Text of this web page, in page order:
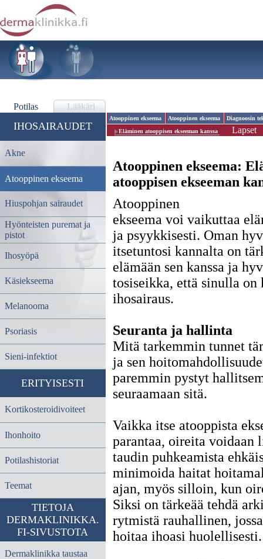
Potilas Lääkäri
IHOSAIRAUDET
Akne
Atooppinen ekseema
Hiuspohjan sairaudet
Hyönteisten puremat ja
pistot
Ihosyöpä
Käsiekseema
Melanooma
Psoriasis
Sieni-infektiot
ERITYISESTI
Kortikosteroidivoiteet
Ihonhoito
Potilashistoriat
Teemat
TIETOJA
DERMAKLINIKKA.
FI-SIVUSTOTA
Dermaklinikka taustaa
Atooppinen ekseema Atooppinen ekseema
Diagnoosin
Eläminen atooppisen ekseeman kanssa
Lapset
Atooppinen ekseema:
atooppisen ekseeman
Atooppinen
ekseema voi vaikuttaa
ja psyykkisesti. Oman
itsetuntosi kannalta on
elämään sen kanssa ja
tosiseikka, että sinulla on
ihosairaus.
Seuranta ja hallinta
Mitä tarkemmin tunnet
ja sen
paremmin pystyt
seuraamaan sitä.
Vaikka itse atooppista
parantaa, oireita voidaan
taudin puhkeamista
minimoida haitat
ajan, myös silloin, kun
Siksi on tärkeää tehdä
rytmistä rauhallinen,
hoitaa ihoasi huolellisesti.